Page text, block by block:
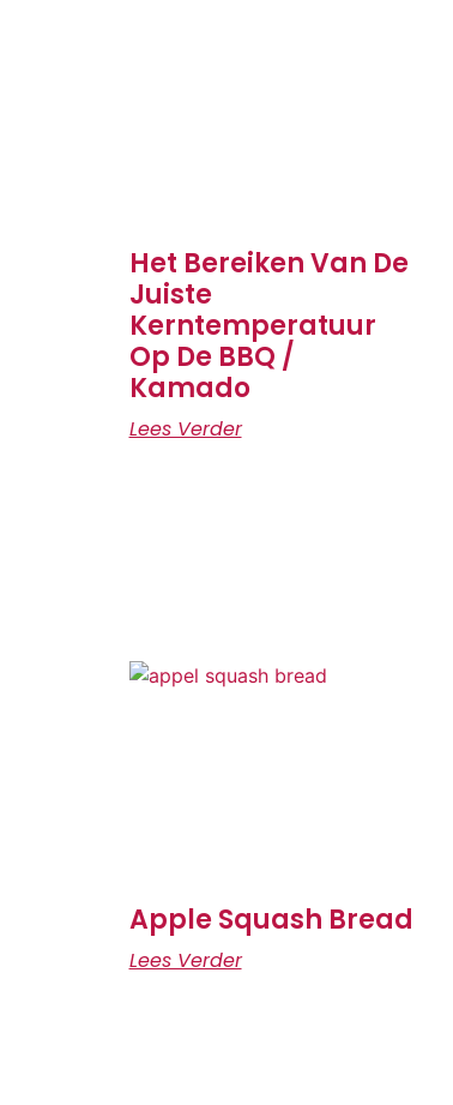
Het Bereiken Van De
Juiste
Kerntemperatuur
Op De BBQ /
Kamado
Lees Verder
Apple Squash Bread
Lees Verder